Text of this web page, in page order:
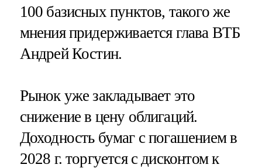
100 базисных пунктов, такого же
мнения придерживается глава ВТБ
Андрей Костин.
Рынок уже закладывает это
снижение в цену облигаций.
Доходность бумаг с погашением в
2028 г. торгуется с дисконтом к